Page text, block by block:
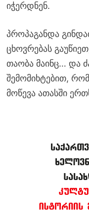
იჭერდნენ.
პროპაგანდა
ცხოვრებას
თაობა მაინც… და
შემომიხტებით,
მოწევა ათასში